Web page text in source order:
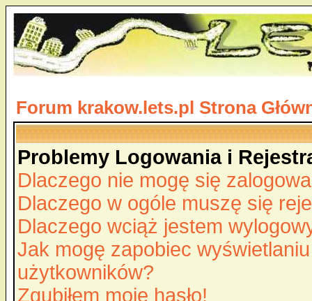
Forum krakow.lets.pl Strona
Problemy Logowania i
Dlaczego nie mogę się
Dlaczego w ogóle muszę się
Dlaczego wciąż jestem
Jak mogę zapobiec
użytkowników?
Zgubiłem moje hasło!